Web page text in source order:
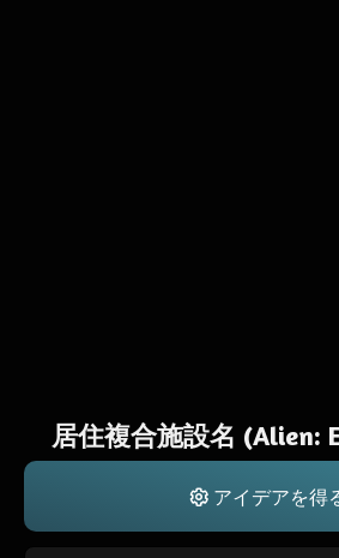
居住複合施設名 (Alien:
アイデアを得